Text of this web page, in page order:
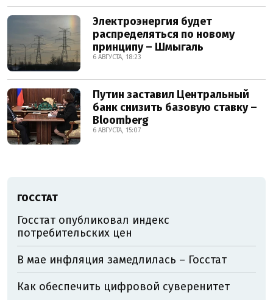
Электроэнергия будет
распределяться по новому
принципу – Шмыгаль
6 АВГУСТА, 18:23
Путин заставил Центральный
банк снизить базовую ставку –
Bloomberg
6 АВГУСТА, 15:07
ГОССТАТ
Госстат опубликовал индекс
потребительских цен
В мае инфляция замедлилась – Госстат
Как обеспечить цифровой суверенитет